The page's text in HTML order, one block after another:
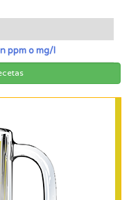
ppm o mg/l